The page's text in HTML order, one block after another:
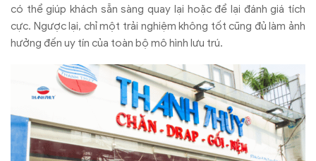
có thể giúp khách sẵn sàng quay lại hoặc để lại đánh giá tích
cực. Ngược lại, chỉ một trải nghiệm không tốt cũng đủ làm ảnh
hưởng đến uy tín của toàn bộ mô hình lưu trú.